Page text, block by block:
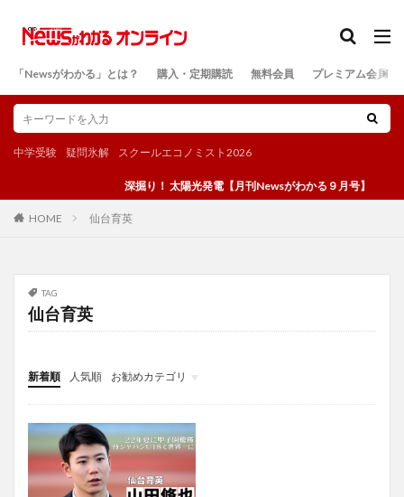
「Newsがわかる」とは？ 購入・定期購読 無料会員 プレミアム会員
中学受験 疑問氷解 スクールエコノミスト2026
深掘り！ 太陽光発電【月刊Newsがわかる９月号】
HOME 仙台育英
TAG
仙台育英
新着順 人気順
お勧めカテゴリ
投稿
学び
マンガ
電子書籍
検索